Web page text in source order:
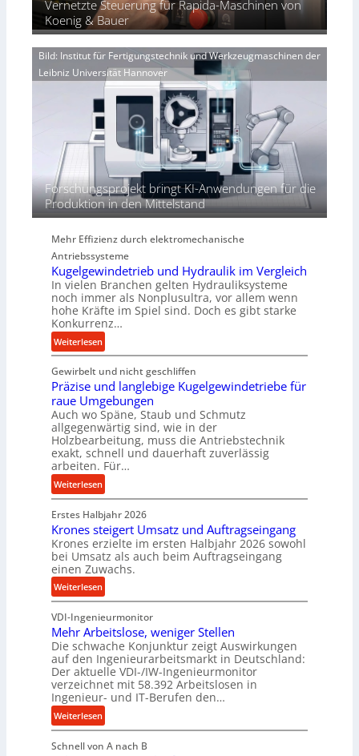
i
V
o
r
j
a
n
d
i
e
r
g
e
e
r
i
e
P
r
f
o
r
m
a
n
c
b
e
i
m
D
r
ü
c
k
p
r
o
z
e
s
Vernetzte Steuerung für Rapida-Maschinen von
Koenig & Bauer
Bild: Institut für Fertigungstechnik und Werkzeugmaschinen der
Leibniz Universität Hannover
Forschungsprojekt bringt KI-Anwendungen für die
Produktion in den Mittelstand
Mehr Effizienz durch elektromechanische
Antriebssysteme
Kugelgewindetrieb und Hydraulik im Vergleich
In vielen Branchen gelten Hydrauliksysteme
noch immer als Nonplusultra, vor allem wenn
hohe Kräfte im Spiel sind. Doch es gibt starke
Konkurrenz…
Weiterlesen:
K
u
g
e
l
g
e
w
i
n
e
t
r
i
b
u
n
d
H
y
d
r
a
l
Gewirbelt und nicht geschliffen
Präzise und langlebige Kugelgewindetriebe für
raue Umgebungen
Auch wo Späne, Staub und Schmutz
allgegenwärtig sind, wie in der
Holzbearbeitung, muss die Antriebstechnik
exakt, schnell und dauerhaft zuverlässig
arbeiten. Für…
Weiterlesen:
P
r
ä
z
i
s
e
u
n
d
l
a
n
g
e
b
Erstes Halbjahr 2026
Krones steigert Umsatz und Auftragseingang
Krones erzielte im ersten Halbjahr 2026 sowohl
bei Umsatz als auch beim Auftragseingang
einen Zuwachs.
Weiterlesen:
K
r
o
n
e
s
s
t
e
g
VDI-Ingenieurmonitor
Mehr Arbeitslose, weniger Stellen
Die schwache Konjunktur zeigt Auswirkungen
auf den Ingenieurarbeitsmarkt in Deutschland:
Der aktuelle VDI-/IW-Ingenieurmonitor
verzeichnet mit 58.392 Arbeitslosen in
Ingenieur- und IT-Berufen den…
Weiterlesen:
M
e
Schnell von A nach B